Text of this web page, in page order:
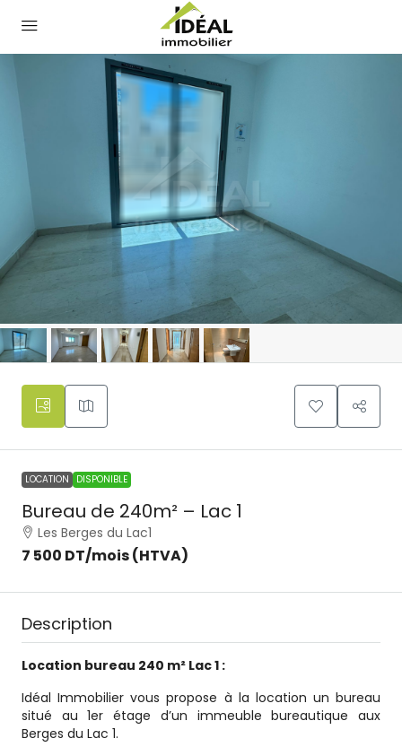
LOCATION DISPONIBLE
Bureau de 240m² – Lac 1
Les Berges du Lac1
7 500 DT/mois (HTVA)
Description
Location bureau 240 m² Lac 1 :
Idéal Immobilier vous propose à la location un bureau
situé au 1er étage d’un immeuble bureautique aux
Berges du Lac 1.